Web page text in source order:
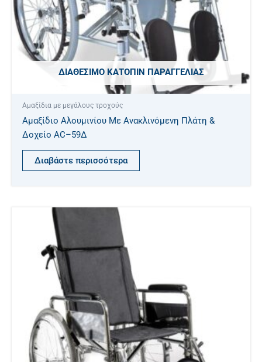
ΔΙΑΘΈΣΙΜΟ ΚΑΤΌΠΙΝ ΠΑΡΑΓΓΕΛΊΑΣ
Αμαξίδια με μεγάλους τροχούς
Αμαξίδιο Αλουμινίου Με Ανακλινόμενη Πλάτη &
Δοχείο AC–59Δ
Διαβάστε περισσότερα